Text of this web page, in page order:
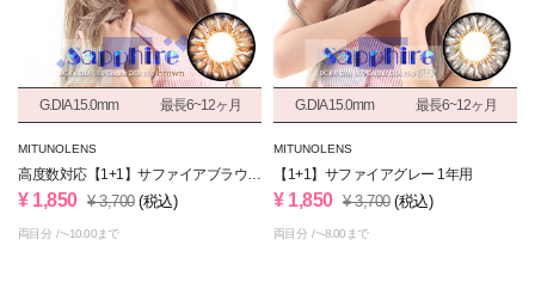
G.DIA 15.0mm 最長6~12ヶ月
MITUNOLENS
高度数対応【1+1】サファイアブラウン
1年用
¥ 1,850 ¥ 3,700(税込)
両目分 ~-10.00まで
G.DIA 15.0mm 最長6~12ヶ月
MITUNOLENS
【1+1】サファイアグレー 1年用
¥ 1,850 ¥ 3,700(税込)
両目分 ~-8.00まで